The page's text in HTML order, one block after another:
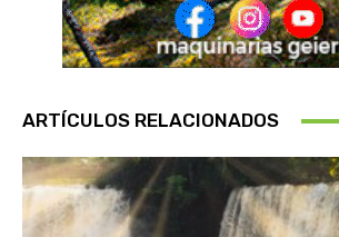
ARTÍCULOS RELACIONADOS